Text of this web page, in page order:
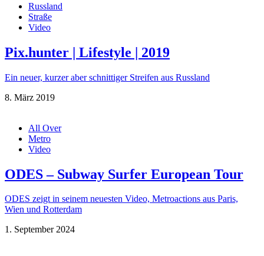
Russland
Straße
Video
Pix.hunter | Lifestyle | 2019
Ein neuer, kurzer aber schnittiger Streifen aus Russland
8. März 2019
All Over
Metro
Video
ODES – Subway Surfer European Tour
ODES zeigt in seinem neuesten Video, Metroactions aus Paris,
Wien und Rotterdam
1. September 2024